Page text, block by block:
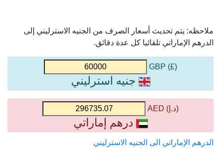
ملاحظه: يتم تحديث أسعار الصرف من الجنيه الاسترليني إلى
الدرهم الإماراتي تلقائيا كل عدة دقائق.
(£) GBP
جنيه استرليني
(د.إ) AED
درهم إماراتي
الدرهم الإماراتي الى الجنيه الاسترليني